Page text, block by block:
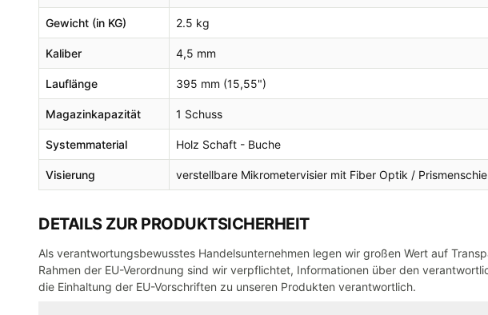
Gewicht (in KG) 2.5 kg
Kaliber 4,5 mm
Lauflänge 395 mm (15,55")
Magazinkapazität 1 Schuss
Systemmaterial Holz Schaft - Buche
Visierung verstellbare Mikrometervisier mit Fiber Optik /
DETAILS ZUR PRODUKTSICHERHEIT
Als verantwortungsbewusstes Handelsunternehmen legen wir großen Wert auf
Rahmen der EU-Verordnung sind wir verpflichtet, Informationen über den
die Einhaltung der EU-Vorschriften zu unseren Produkten verantwortlich.